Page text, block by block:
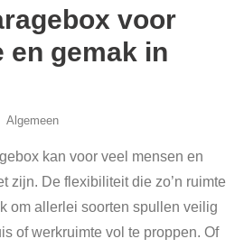
voor
en gemak in
Algemeen
kan voor veel mensen en
zijn. De flexibiliteit die zo’n ruimte
om allerlei soorten spullen veilig
of werkruimte vol te proppen. Of